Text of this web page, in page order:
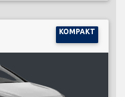
KOMPAKT